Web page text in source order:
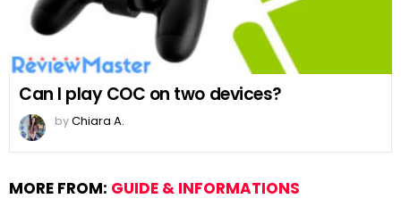
Can I play COC on two devices?
byChiara A.
MORE FROM: GUIDE & INFORMATIONS